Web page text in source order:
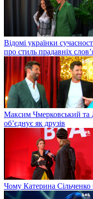
Відомі українки
про стиль прадавніх
Максим Чмерковський та
об’єднує як друзів
Чому Катерина Сільченко